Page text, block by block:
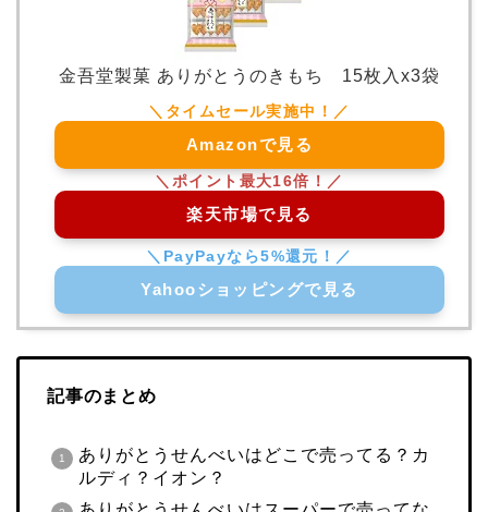
金吾堂製菓 ありがとうのきもち 15枚入x3袋
Amazonで見る
楽天市場で見る
Yahooショッピングで見る
記事のまとめ
ありがとうせんべいはどこで売ってる？カ
ルディ？イオン？